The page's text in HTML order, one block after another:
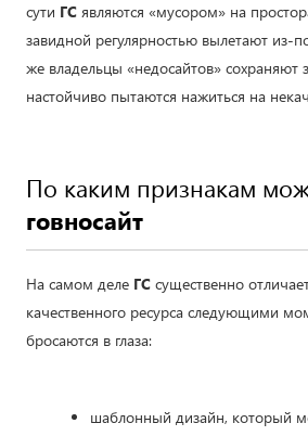
сути ГС являются «мусором» на
завидной регулярностью вылетают из-
же владельцы «недосайтов»
настойчиво пытаются нажиться на
По каким признакам
говносайт
На самом деле ГС существенно
качественного ресурса следующими
бросаются в глаза:
шаблонный дизайн, который